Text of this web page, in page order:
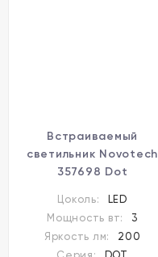
Встраиваемый
светильник Novotech
357698 Dot
Цоколь:
LED
Мощность вт:
3
Яркость лм:
200